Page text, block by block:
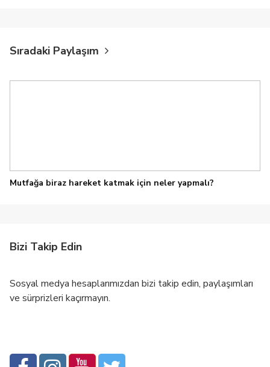
Sıradaki Paylaşım
Mutfağa biraz hareket katmak için neler yapmalı?
Bizi Takip Edin
Sosyal medya hesaplarımızdan bizi takip edin, paylaşımları
ve sürprizleri kaçırmayın.